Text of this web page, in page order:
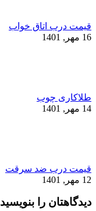
قیمت درب اتاق خواب
16 مهر, 1401
طلاکاری چوب
14 مهر, 1401
قیمت درب ضد سرقت
12 مهر, 1401
دیدگاهتان را بنویسید